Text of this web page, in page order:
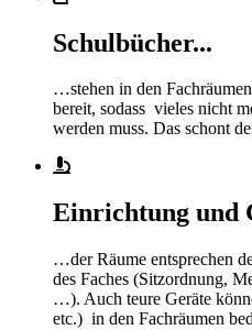
Schulbücher...
…stehen in den
bereit, sodass vieles nicht
werden muss. Das schont
Einrichtung und
…der Räume entsprechen
des Faches (Sitzordnung,
…). Auch teure Geräte
etc.) in den Fachräumen